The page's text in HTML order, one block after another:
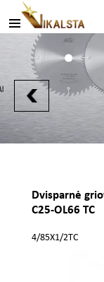
Dvisparnė
C25-OL66 TC
4/85X1/2TC